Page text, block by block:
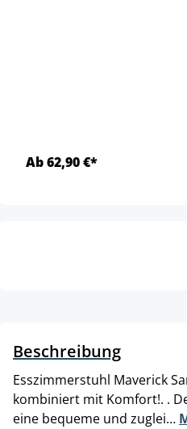
Ab 62,90 €*
Beschreibung
Esszimmerstuhl Maverick
kombiniert mit Komfort!. .
eine bequeme und zuglei…